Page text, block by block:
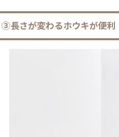
③長さが変わるホウキが便利